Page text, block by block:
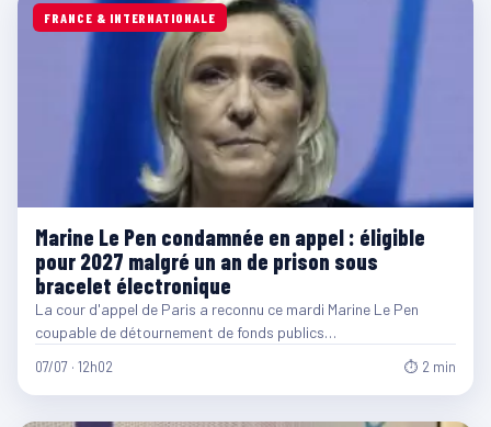
FRANCE & INTERNATIONALE
Marine Le Pen condamnée en appel : éligible
pour 2027 malgré un an de prison sous
bracelet électronique
La cour d'appel de Paris a reconnu ce mardi Marine Le Pen
coupable de détournement de fonds publics…
07/07 · 12h02 ⏱ 2 min